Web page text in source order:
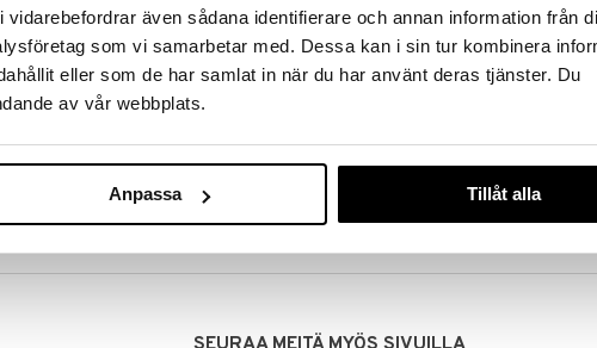
även sådana identifierare och annan information från
som vi samarbetar med. Dessa kan i sin tur kombinera
eller som de har samlat in när du har använt deras tjänster. Du
av vår webbplats.
Anpassa Tillåt alla
lähetetään
Ostamalla suuria eriä tuotteita varastoomme
voimme pitää hinnat alhaisina juuri Sinua varten!
Voit olla varma, että teet löytöjä sivuillamme.